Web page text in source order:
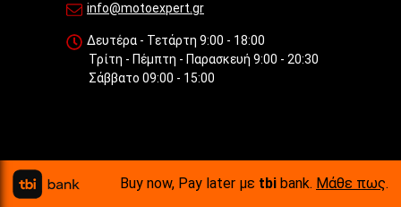
info@motoexpert.gr
Δευτέρα - Τετάρτη 9:00 - 18:00
Τρίτη - Πέμπτη - Παρασκευή 9:00 - 20:30
Σάββατο 09:00 - 15:00
Buy now, Pay later με tbi bank. Μάθε πως.